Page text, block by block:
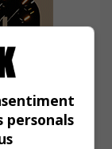
personals